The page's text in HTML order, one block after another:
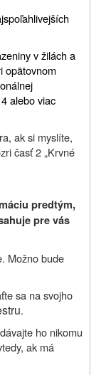
v žilách a
opätovnom
alebo viac
ak si myslíte,
časť 2 „Krvné
predtým,
pre vás
Možno bude
sa na svojho
.
ho nikomu
ak má